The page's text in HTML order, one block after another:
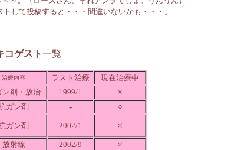
トして投稿すると・・・間違いないかも・・・。
スト一覧
治療内容 ラスト治療
現在治療中
ン剤・放治 1999/1 ×
ガン剤 -
○
ガン剤 2002/1 ×
放射線 2002/9 ×